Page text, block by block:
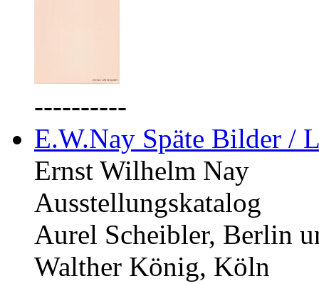
----------
E.W.Nay Späte Bilder /
Ernst Wilhelm Nay
Ausstellungskatalog
Aurel Scheibler, Berlin
Walther König, Köln